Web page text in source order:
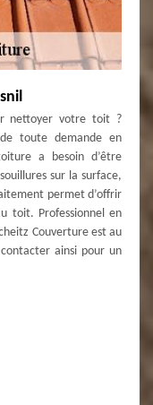
nettoyer votre toit ?
toute demande en
a besoin d’être
sur la surface,
permet d’offrir
toit. Professionnel en
Couverture est au
ainsi pour un